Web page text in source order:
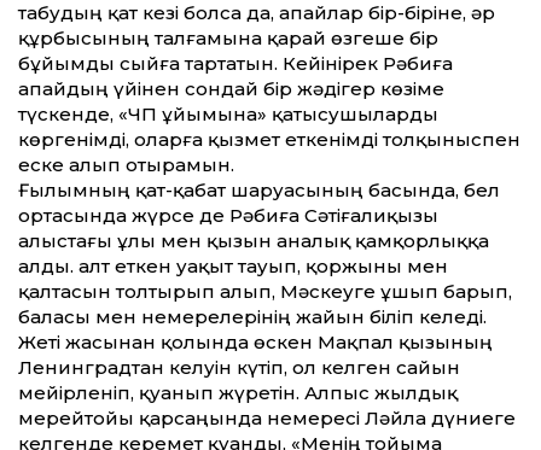
табудың қат кезі болса да, апайлар бір-біріне, әр
құрбысының талғамына қарай өзгеше бір
бұйымды сыйға тартатын. Кейінірек Рәбиға
апайдың үйінен сондай бір жәдігер көзіме
түскенде, «ЧП ұйымына» қатысушыларды
көргенімді, оларға қызмет еткенімді толқыныспен
еске алып отырамын.
Ғылымның қат-қабат шаруасының басында, бел
ортасында жүрсе де Рәбиға Сәтіғалиқызы
алыстағы ұлы мен қызын аналық қамқорлыққа
алды. Қалт еткен уақыт тауып, қоржыны мен
қалтасын толтырып алып, Мәскеуге ұшып барып,
баласы мен немерелерінің жайын біліп келеді.
Жеті жасынан қолында өскен Мақпал қызының
Ленинградтан келуін күтіп, ол келген сайын
мейірленіп, қуанып жүретін. Алпыс жылдық
мерейтойы қарсаңында немересі Ләйла дүниеге
келгенде керемет қуанды, «Менің тойыма